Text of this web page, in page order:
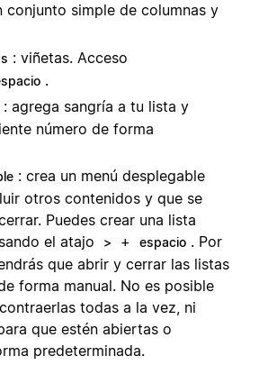
conjunto simple de columnas y
: viñetas. Acceso
.
: agrega sangría a tu lista y
número de forma
: crea un menú desplegable
otros contenidos y que se
Puedes crear una lista
el atajo
> + espacio . Por
que abrir y cerrar las listas
forma manual. No es posible
todas a la vez, ni
que estén abiertas o
predeterminada.